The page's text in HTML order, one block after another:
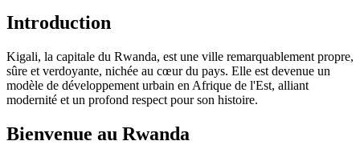
Introduction
Kigali, la capitale du Rwanda, est une ville remarquablement propre,
sûre et verdoyante, nichée au cœur du pays. Elle est devenue un
modèle de développement urbain en Afrique de l'Est, alliant
modernité et un profond respect pour son histoire.
Bienvenue au Rwanda